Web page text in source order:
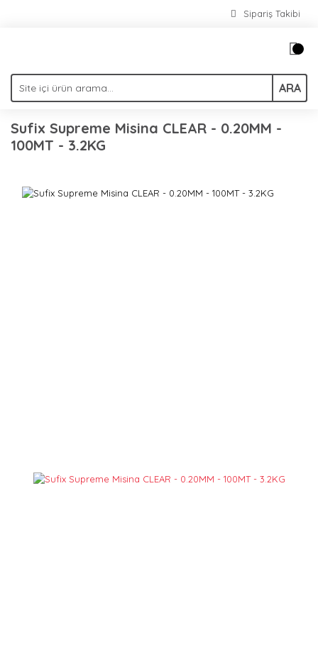
Sipariş Takibi
ARA
Sufix Supreme Misina CLEAR - 0.20MM -
100MT - 3.2KG